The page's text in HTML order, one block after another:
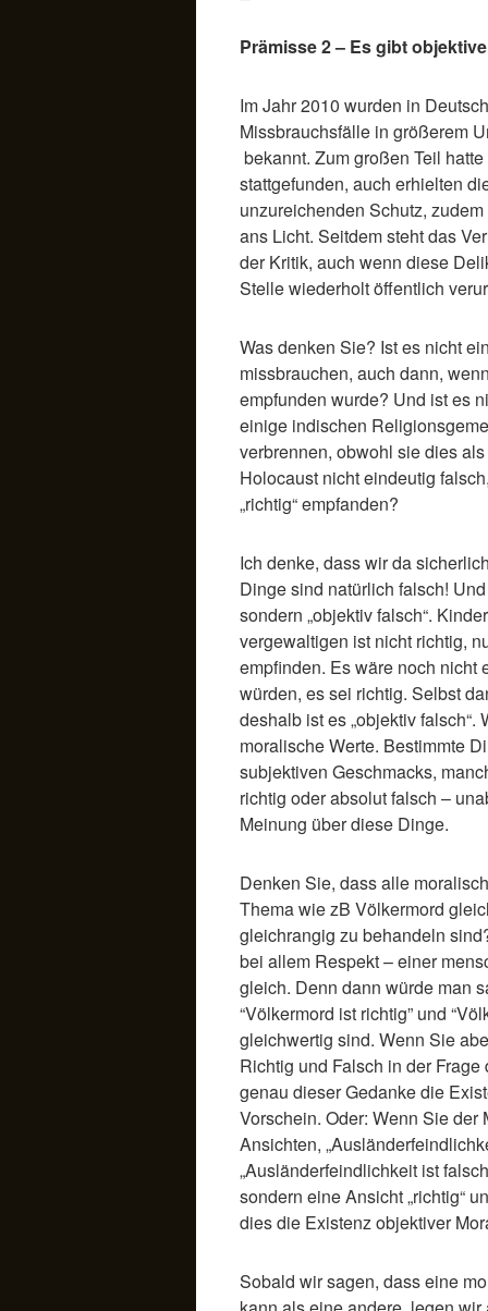
Prämisse 2 – Es gibt
Im Jahr 2010 wurden in
Missbrauchsfälle in größerem
bekannt. Zum großen Teil
stattgefunden, auch erhielten
unzureichenden Schutz,
ans Licht. Seitdem steht das
der Kritik, auch wenn diese
Stelle wiederholt öffentlich
Was denken Sie? Ist es nicht
missbrauchen, auch dann,
empfunden wurde? Und ist es
einige indischen
verbrennen, obwohl sie dies als
Holocaust nicht eindeutig
„richtig“ empfanden?
Ich denke, dass wir da
Dinge sind natürlich falsch!
sondern „objektiv falsch“.
vergewaltigen ist nicht richtig,
empfinden. Es wäre noch nicht
würden, es sei richtig. Selbst
deshalb ist es „objektiv
moralische Werte. Bestimmte
subjektiven Geschmacks,
richtig oder absolut falsch –
Meinung über diese Dinge.
Denken Sie, dass alle
Thema wie zB Völkermord
gleichrangig zu behandeln
bei allem Respekt – einer
gleich. Denn dann würde man
“Völkermord ist richtig” und
gleichwertig sind. Wenn Sie
Richtig und Falsch in der
genau dieser Gedanke die
Vorschein. Oder: Wenn Sie der
Ansichten,
„Ausländerfeindlichkeit ist
sondern eine Ansicht „richtig“
dies die Existenz objektiver
Sobald wir sagen, dass eine